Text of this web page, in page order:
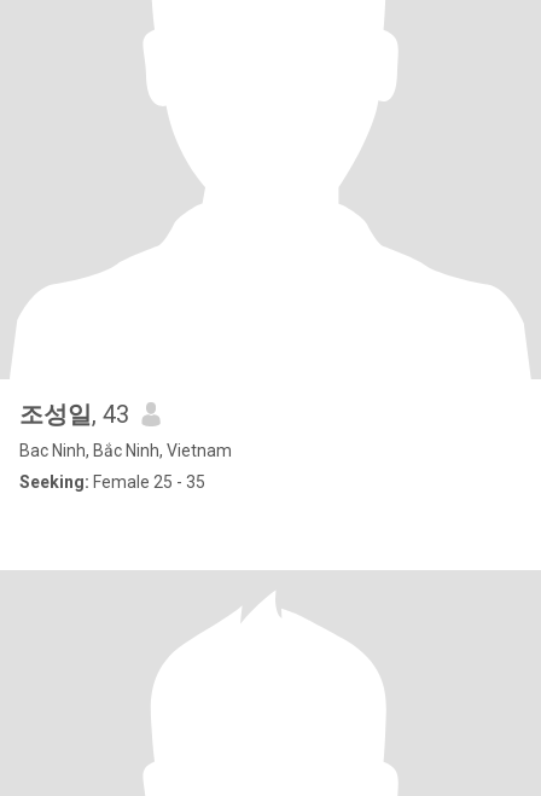
조성일, 43
Bac Ninh, Bắc Ninh, Vietnam
Seeking: Female 25 - 35